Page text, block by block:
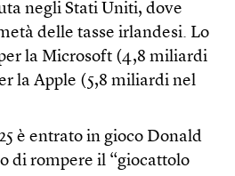
negli Stati Uniti, dove
delle tasse irlandesi. Lo
la Microsoft (4,8 miliardi
la Apple (5,8 miliardi nel
è entrato in gioco Donald
di rompere il “giocattolo